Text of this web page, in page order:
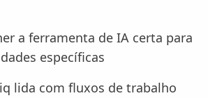
a ferramenta de IA certa para
específicas
lida com fluxos de trabalho